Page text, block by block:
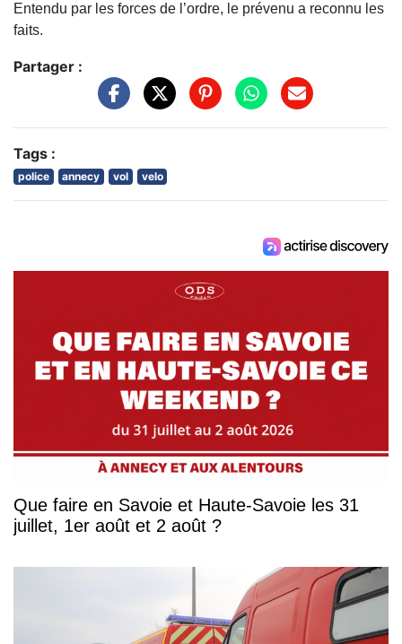
Entendu par les forces de l’ordre, le prévenu a reconnu les
faits.
Partager :
Tags :
police annecy vol velo
Que faire en Savoie et Haute-Savoie les 31
juillet, 1er août et 2 août ?